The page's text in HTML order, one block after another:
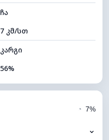
7 (ნათელი)
10160 მ
ჩა
7 კმ/სთ
კარგი
56%
◔ 7%
⌄